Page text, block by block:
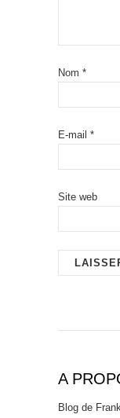
Nom *
E-mail *
Site web
A
Blog de